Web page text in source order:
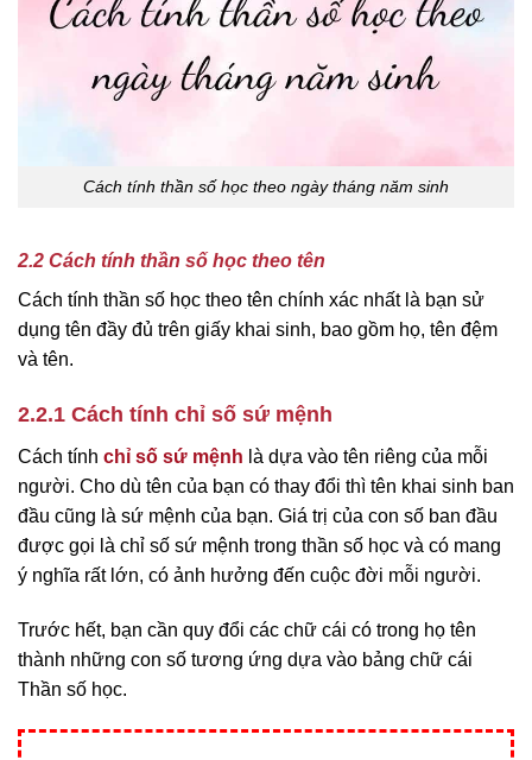
Cách tính thần số học theo ngày tháng năm sinh
2.2 Cách tính thần số học theo tên
Cách tính thần số học theo tên chính xác nhất là bạn sử
dụng tên đầy đủ trên giấy khai sinh, bao gồm họ, tên đệm
và tên.
2.2.1 Cách tính chỉ số sứ mệnh
Cách tính chỉ số sứ mệnh là dựa vào tên riêng của mỗi
người. Cho dù tên của bạn có thay đổi thì tên khai sinh ban
đầu cũng là sứ mệnh của bạn. Giá trị của con số ban đầu
được gọi là chỉ số sứ mệnh trong thần số học và có mang
ý nghĩa rất lớn, có ảnh hưởng đến cuộc đời mỗi người.
Trước hết, bạn cần quy đổi các chữ cái có trong họ tên
thành những con số tương ứng dựa vào bảng chữ cái
Thần số học.